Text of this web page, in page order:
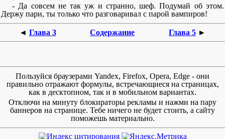
- Да совсем не так уж и странно, шеф. Подумай об этом.
Держу пари, ты только что разговаривал с парой вампиров!
◄ Глава 3 Содержание Глава 5 ►
Пользуйся браузерами Yandex, Firefox, Opera, Edge - они
правильно отражают формулы, встречающиеся на страницах,
как в десктопном, так и в мобильном вариантах.
Отключи на минуту блокираторы рекламы и нажми на пару
баннеров на странице. Тебе ничего не будет стоить, а сайту
поможешь материально.